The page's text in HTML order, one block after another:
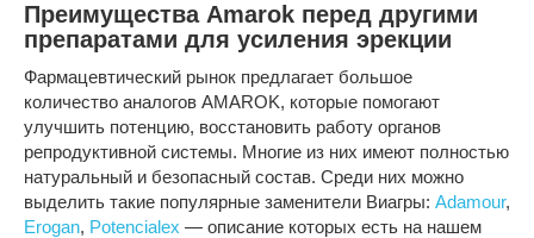
Преимущества Amarok перед другими
препаратами для усиления эрекции
Фармацевтический рынок предлагает большое
количество аналогов AMAROK, которые помогают
улучшить потенцию, восстановить работу органов
репродуктивной системы. Многие из них имеют полностью
натуральный и безопасный состав. Среди них можно
выделить такие популярные заменители Виагры: Adamour,
Erogan, Potencialex — описание которых есть на нашем